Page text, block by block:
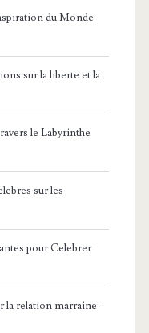
du Monde
sur la liberte et la
le Labyrinthe
sur les
pour Celebrer
la relation marraine-